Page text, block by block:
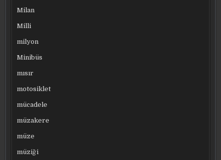
Milan
Milli
milyon
Minibüs
mısır
motosiklet
mücadele
müzakere
müze
müziği